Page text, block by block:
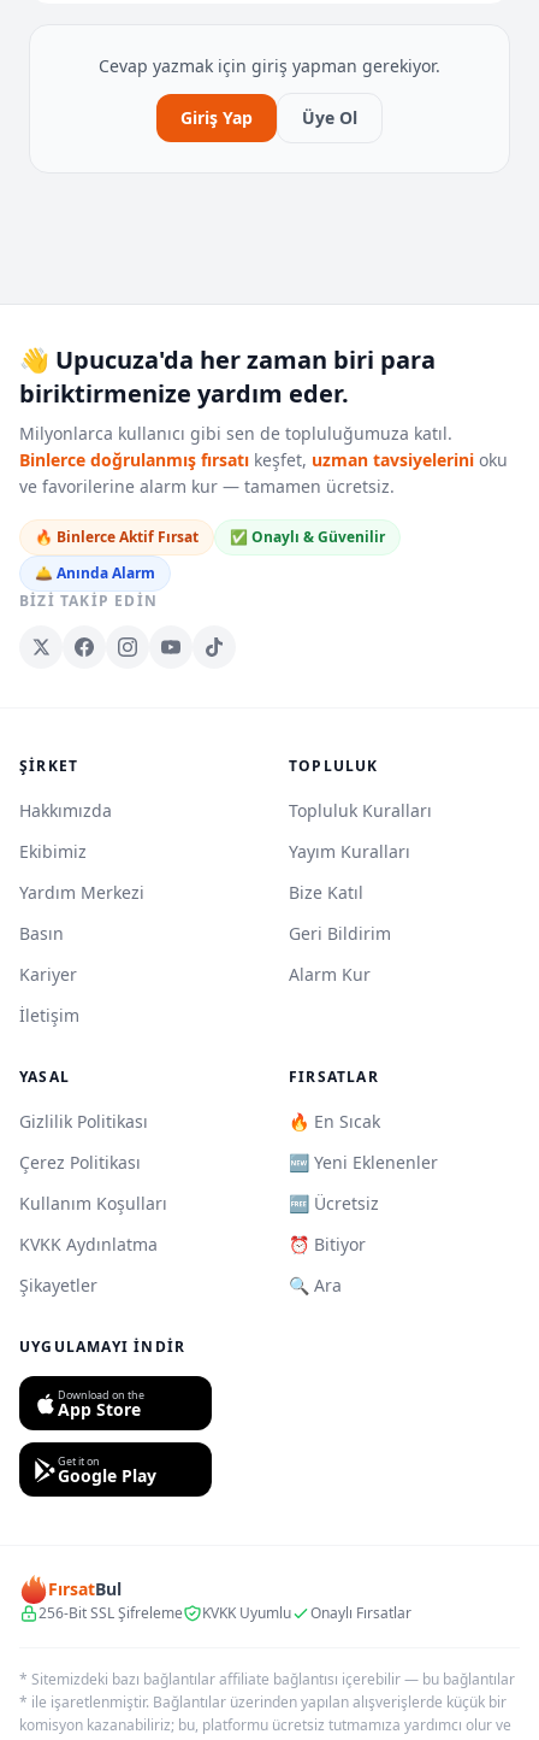
Cevap yazmak için giriş yapman gerekiyor.
Giriş Yap Üye Ol
👋 Upucuza'da her zaman biri para
biriktirmenize yardım eder.
Milyonlarca kullanıcı gibi sen de topluluğumuza katıl.
Binlerce doğrulanmış fırsatı keşfet, uzman tavsiyelerini oku
ve favorilerine alarm kur — tamamen ücretsiz.
🔥 Binlerce Aktif Fırsat
✅ Onaylı & Güvenilir
🛎️ Anında Alarm
BIZI TAKIP EDIN
ŞIRKET
Hakkımızda
Ekibimiz
Yardım Merkezi
Basın
Kariyer
İletişim
TOPLULUK
Topluluk Kuralları
Yayım Kuralları
Bize Katıl
Geri Bildirim
Alarm Kur
YASAL
Gizlilik Politikası
Çerez Politikası
Kullanım Koşulları
KVKK Aydınlatma
Şikayetler
FIRSATLAR
🔥 En Sıcak
🆕 Yeni Eklenenler
🆓 Ücretsiz
⏰ Bitiyor
🔍 Ara
UYGULAMAYI İNDIR
Download on the
App Store
Get it on
Google Play
FırsatBul
256-Bit SSL Şifreleme KVKK Uyumlu Onaylı Fırsatlar
* Sitemizdeki bazı bağlantılar affiliate bağlantısı içerebilir — bu bağlantılar
* ile işaretlenmiştir. Bağlantılar üzerinden yapılan alışverişlerde küçük bir
komisyon kazanabiliriz; bu, platformu ücretsiz tutmamıza yardımcı olur ve